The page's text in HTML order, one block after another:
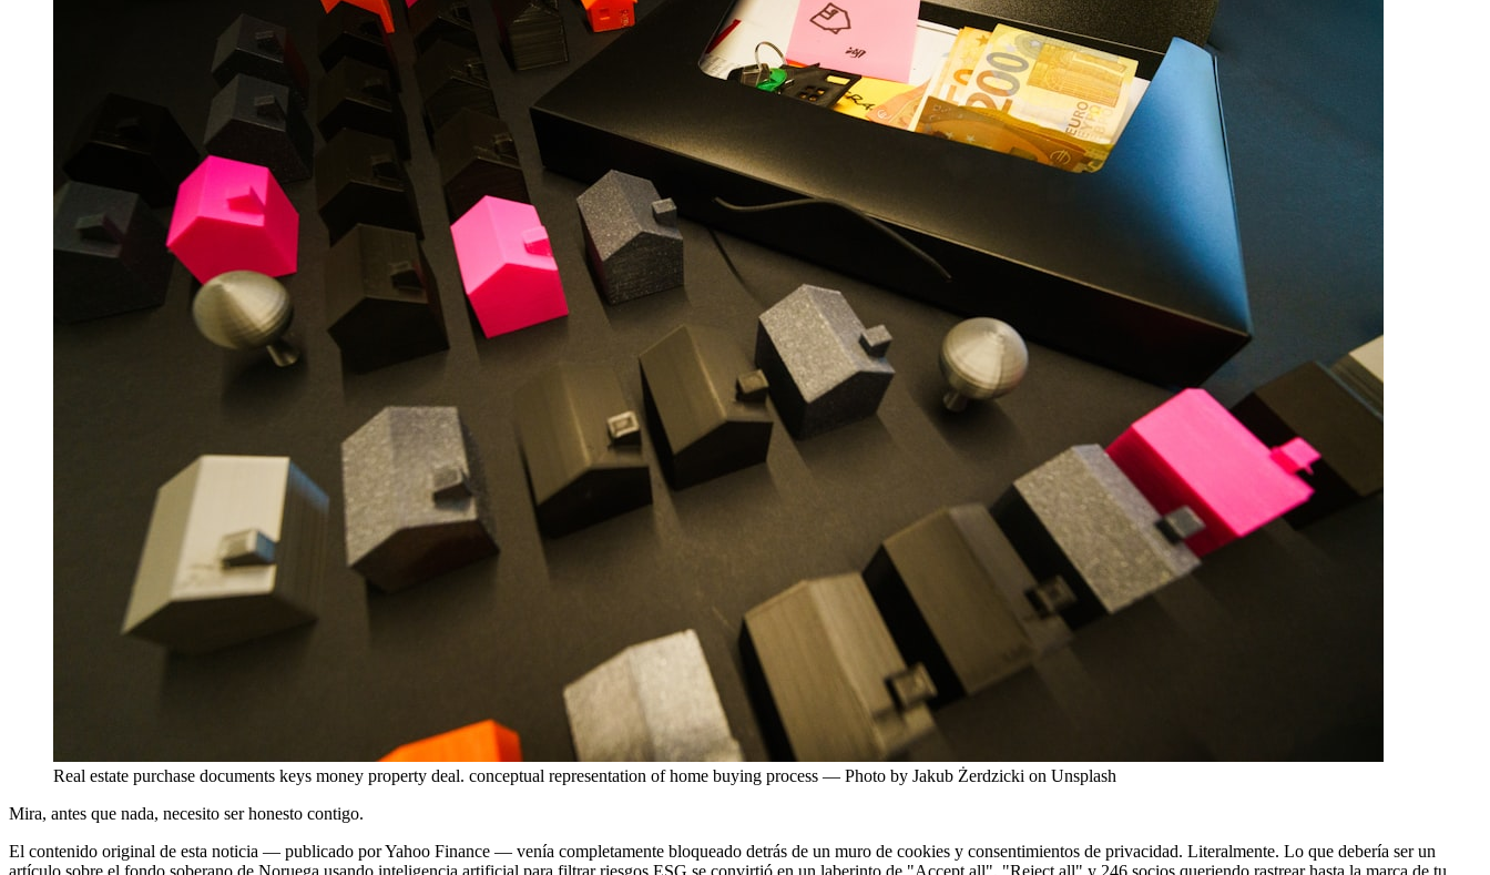
Real estate purchase documents keys money property deal. conceptual representation of home buying process — Photo by Jakub Żerdzicki on Unsplash
Mira, antes que nada, necesito ser honesto contigo.
El contenido original de esta noticia — publicado por Yahoo Finance — venía completamente bloqueado detrás de un muro de cookies y consentimientos de privacidad. Literalmente. Lo que debería ser un
artículo sobre el fondo soberano de Noruega usando inteligencia artificial para filtrar riesgos ESG se convirtió en un laberinto de "Accept all", "Reject all" y 246 socios queriendo rastrear hasta la marca de tu